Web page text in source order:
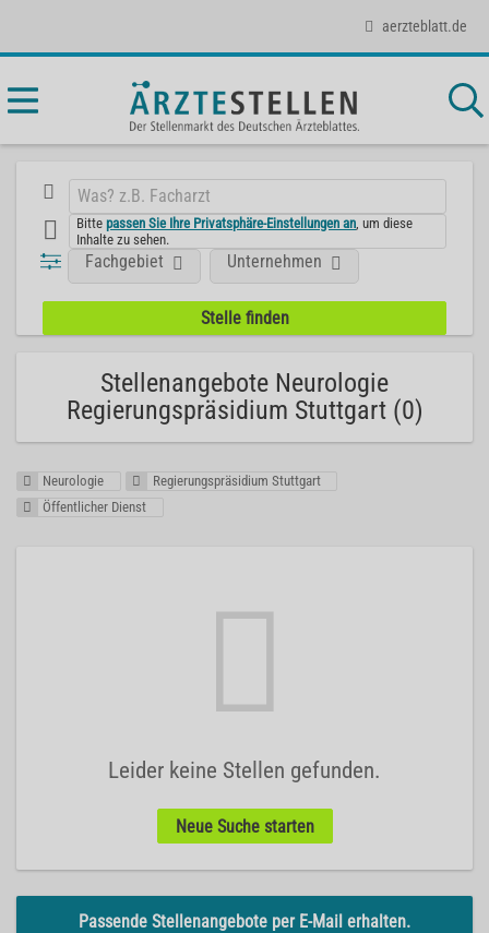
aerzteblatt.de
Bittepassen Sie Ihre Privatsphäre-Einstellungen an , um diese
Inhalte zu sehen.
Fachgebiet Unternehmen
Stellenangebote Neurologie
Regierungspräsidium Stuttgart (0)
Neurologie
Regierungspräsidium Stuttgart
Öffentlicher Dienst
Leider keine Stellen gefunden.
Neue Suche starten
Passende Stellenangebote per E-Mail erhalten.